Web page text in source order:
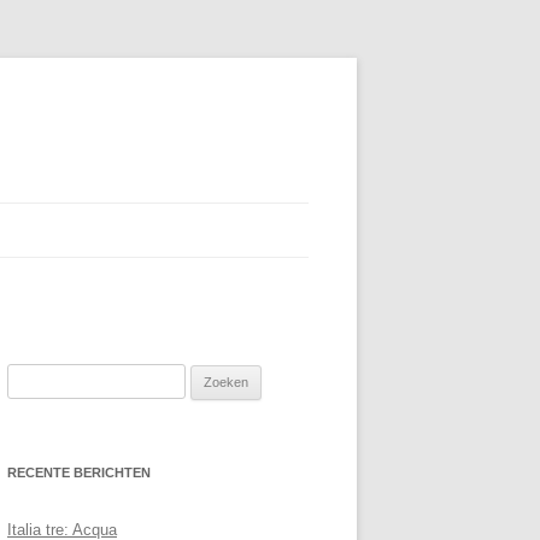
RECENTE BERICHTEN
Italia tre: Acqua